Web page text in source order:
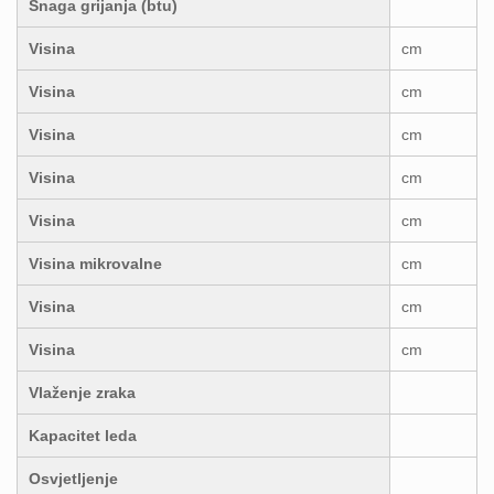
Snaga grijanja (btu)
Visina cm
Visina cm
Visina cm
Visina cm
Visina cm
Visina mikrovalne cm
Visina cm
Visina cm
Vlaženje zraka
Kapacitet leda
Osvjetljenje